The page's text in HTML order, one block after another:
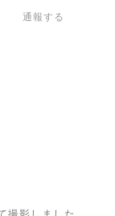
通報する